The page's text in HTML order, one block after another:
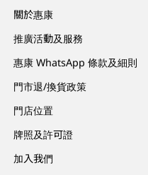
關於惠康
推廣活動及服務
惠康 WhatsApp 條款及細則
門市退/換貨政策
門店位置
牌照及許可證
加入我們